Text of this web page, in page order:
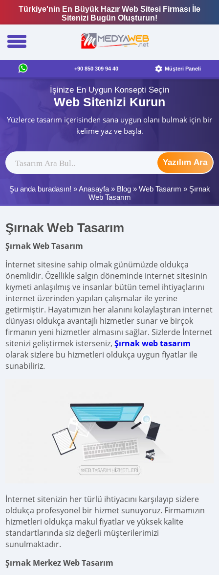
Türkiye'nin En Büyük Hazır Web Sitesi Firması İle
Sitenizi Bugün Oluşturun!
+90 850 309 94 40 Müşteri Paneli
İşinize En Uygun Konsepti Seçin
Web Sitenizi Kurun
Yüzlerce tasarım içerisinden sana uygun olanı bulmak için bir
kelime yaz ve başla.
Yazılım Ara
Şu anda buradasın! »Anasayfa» Blog» Web Tasarım » Şırnak
Web Tasarım
Şırnak Web Tasarım
Şırnak Web Tasarım
İnternet sitesine sahip olmak günümüzde oldukça
önemlidir. Özellikle salgın döneminde internet sitesinin
kıymeti anlaşılmış ve insanlar bütün temel ihtiyaçlarını
internet üzerinden yapılan çalışmalar ile yerine
getirmiştir. Hayatımızın her alanını kolaylaştıran internet
dünyası oldukça avantajlı hizmetler sunar ve birçok
firmanın yeni hizmetler almasını sağlar. Sizlerde İnternet
sitenizi geliştirmek isterseniz,Şırnak web tasarım
olarak sizlere bu hizmetleri oldukça uygun fiyatlar ile
sunabiliriz.
İnternet sitenizin her türlü ihtiyacını karşılayıp sizlere
oldukça profesyonel bir hizmet sunuyoruz. Firmamızın
hizmetleri oldukça makul fiyatlar ve yüksek kalite
standartlarında siz değerli müşterilerimizi
sunulmaktadır.
Şırnak Merkez Web Tasarım